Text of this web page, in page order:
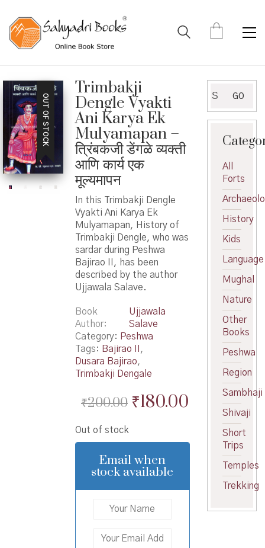
OUT OF STOCK
Trimbakji
Dengle Vyakti
Ani Karya Ek
Mulyamapan –
त्रिंबकजी डेंगळे व्यक्ती
आणि कार्य एक
मूल्यमापन
In this Trimbakji Dengle
Vyakti Ani Karya Ek
Mulyamapan, History of
Trimbakji Dengle, who was
sardar during Peshwa
Bajirao II, has been
described by the author
Ujjawala Salave.
Book
Author
Ujjawala
Salave
Category: Peshwa
Tags: Bajirao II
,
Dusara Bajirao,
Trimbakji Dengale
₹200.00 Original
was:
₹200.00.
₹180.00Current
price
is:
₹180.00.
Out of stock
Email when
stock available
for:
GO
All
Forts
History
Kids
Language
Mughal
Nature
Other
Books
Peshwa
Region
Sambhaji
Shivaji
Short
Trips
Temples
Trekking